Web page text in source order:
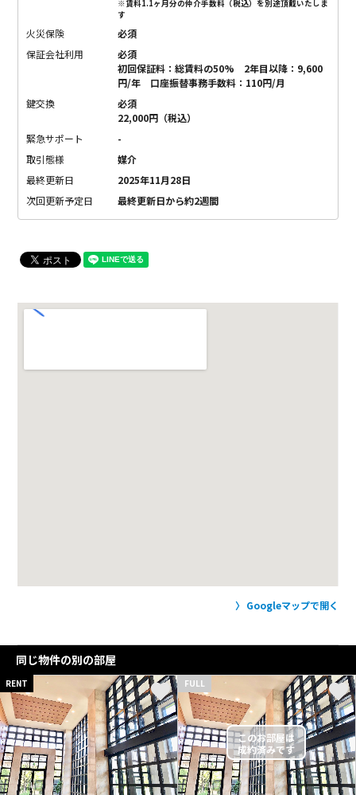
※賃料1.1ヶ月分の仲介手数料（税込）を別途頂戴いたしま
す
火災保険
必須
保証会社利用
必須
初回保証料：総賃料の50% 2年目以降：9,600
円/年 口座振替事務手数料：110円/月
鍵交換
必須
22,000円（税込）
緊急サポート
-
取引態様
媒介
最終更新日
2025年11月28日
次回更新予定日
最終更新日から約2週間
Googleマップで開く
同じ物件の別の部屋
RENT FULL